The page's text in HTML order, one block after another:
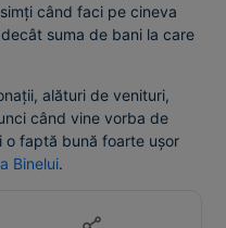
când faci pe cineva
suma de bani la care
alături de venituri,
când vine vorba de
o faptă bună foarte ușor
Binelui.